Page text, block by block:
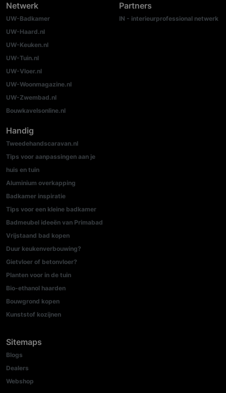
Netwerk
UW-Badkamer
UW-Haard.nl
UW-Keuken.nl
UW-Tuin.nl
UW-Vloer.nl
UW-Woonmagazine.nl
UW-Zwembad.nl
Bouwkavelsonline.nl
Partners
IN - interieurprofessional netwerk
Handig
Tweedehandscaravan.nl
Tips voor aanpassingen aan je
huis en tuin
Aluminium overkapping
Badkamer inspiratie
Tips voor een kleine badkamer
Badmeubel ideeën van Primabad
Vrijstaand bad kopen
Duur keukenverbouwing?
Gietvloer of betonvloer?
Planten voor in de tuin
Bio-ethanol haarden
Bouwgrond kopen
Kunststof kozijnen
Sitemaps
Blogs
Dealers
Webshop